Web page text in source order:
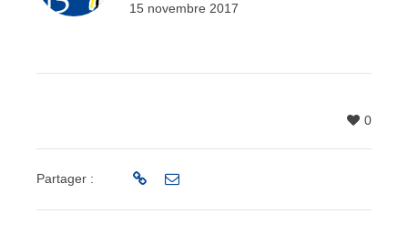
15 novembre 2017
0
Partager :